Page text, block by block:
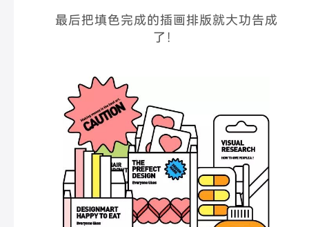
最后把填色完成的插画排版就大功告成
了！